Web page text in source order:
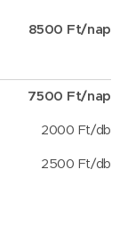
8500 Ft/nap
7500 Ft/nap
2000 Ft/db
2500 Ft/db